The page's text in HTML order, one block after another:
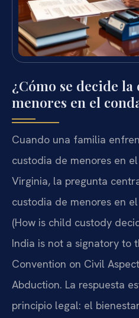
¿Cómo se decide la
menores en el
Cuando una familia
custodia de menores en
Virginia, la pregunta
custodia de menores en
(How is child custody
India is not a signatory to
Convention on Civil
Abduction. La respuesta
principio legal: el